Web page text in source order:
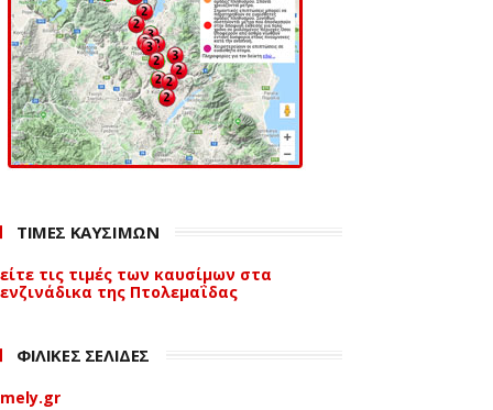
ΤΙΜΕΣ ΚΑΥΣΙΜΩΝ
τις τιμές των καυσίμων στα
της Πτολεμαΐδας
ΦΙΛΙΚΕΣ ΣΕΛΙΔΕΣ